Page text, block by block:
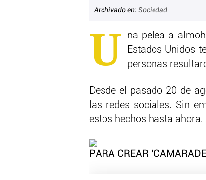
Archivado en: Sociedad
U
na pelea a
Estados Unidos
personas
Desde el pasado 20 de
las redes sociales. Sin
estos hechos hasta ahora.
PARA CREAR